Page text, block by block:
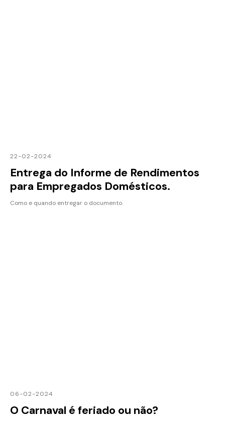
22-02-2024
Entrega do Informe de Rendimentos
para Empregados Domésticos.
Como e quando entregar o documento.
06-02-2024
O Carnaval é feriado ou não?